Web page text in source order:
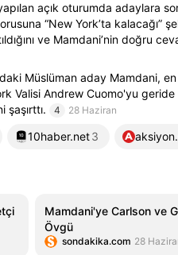
açık oturumda adaylara
“New York’ta kalacağı”
ve Mamdani’nin doğru
Müslüman aday Mamdani,
Valisi Andrew Cuomo'yu geride
4 28 Haziran
10haber.net3
Mamdani'ye Carlson ve
Övgü
sondakika.com 28